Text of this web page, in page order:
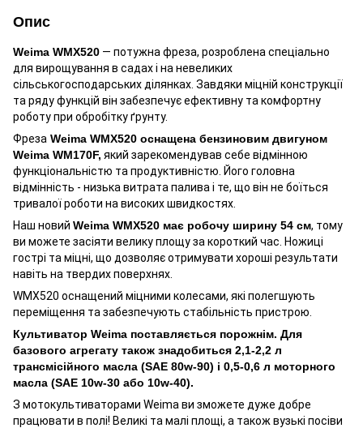
Опис
Weima WMX520 — потужна фреза, розроблена спеціально
для вирощування в садах і на невеликих
сільськогосподарських ділянках. Завдяки міцній конструкції
та ряду функцій він забезпечує ефективну та комфортну
роботу при обробітку ґрунту.
Фреза Weima WMX520 оснащена бензиновим двигуном
Weima WM170F, який зарекомендував себе відмінною
функціональністю та продуктивністю. Його головна
відмінність - низька витрата палива і те, що він не боїться
тривалої роботи на високих швидкостях.
Наш новий Weima WMX520 має робочу ширину 54 см, тому
ви можете засіяти велику площу за короткий час. Ножиці
гострі та міцні, що дозволяє отримувати хороші результати
навіть на твердих поверхнях.
WMX520 оснащений міцними колесами, які полегшують
переміщення та забезпечують стабільність пристрою.
Культиватор Weima поставляється порожнім. Для
базового агрегату також знадобиться 2,1-2,2 л
трансмісійного масла (SAE 80w-90) і 0,5-0,6 л моторного
масла (SAE 10w-30 або 10w-40).
З мотокультиваторами Weima ви зможете дуже добре
працювати в полі! Великі та малі площі, а також вузькі посіви